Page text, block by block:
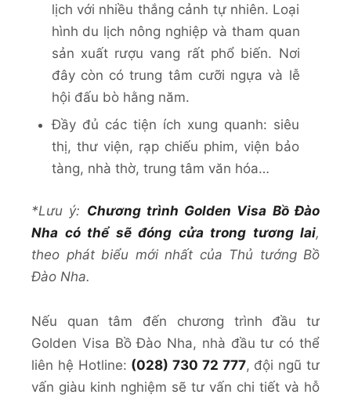
lịch với nhiều thắng cảnh tự nhiên. Loại
hình du lịch nông nghiệp và tham quan
sản xuất rượu vang rất phổ biến. Nơi
đây còn có trung tâm cưỡi ngựa và lễ
hội đấu bò hằng năm.
Đầy đủ các tiện ích xung quanh: siêu
thị, thư viện, rạp chiếu phim, viện bảo
tàng, nhà thờ, trung tâm văn hóa…
*Lưu ý: Chương trình Golden Visa Bồ Đào
Nha có thể sẽ đóng cửa trong tương lai,
theo phát biểu mới nhất của Thủ tướng Bồ
Đào Nha.
Nếu quan tâm đến chương trình đầu tư
Golden Visa Bồ Đào Nha, nhà đầu tư có thể
liên hệ Hotline: (028) 730 72 777, đội ngũ tư
vấn giàu kinh nghiệm sẽ tư vấn chi tiết và hỗ